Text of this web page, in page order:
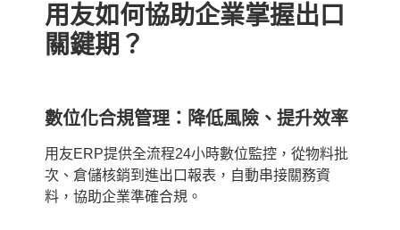
用友如何協助企業掌握出口
關鍵期？
數位化合規管理：降低風險、提升效率
用友ERP提供全流程24小時數位監控，從物料批
次、倉儲核銷到進出口報表，自動串接關務資
料，協助企業準確合規。